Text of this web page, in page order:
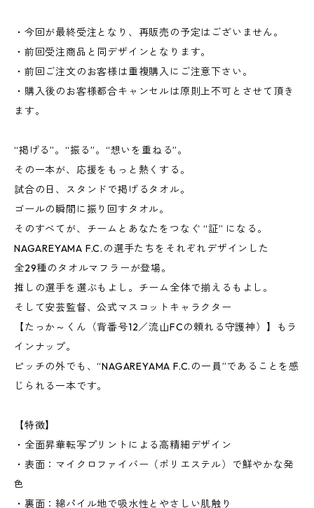
・今回が最終受注となり、再販売の予定はございません。
・前回受注商品と同デザインとなります。
・前回ご注文のお客様は重複購入にご注意下さい。
・購入後のお客様都合キャンセルは原則上不可とさせて頂き
ます。
“掲げる”。“振る”。“想いを重ねる”。
その一本が、応援をもっと熱くする。
試合の日、スタンドで掲げるタオル。
ゴールの瞬間に振り回すタオル。
そのすべてが、チームとあなたをつなぐ “証” になる。
NAGAREYAMA F.C.の選手たちをそれぞれデザインした
全29種のタオルマフラーが登場。
推しの選手を選ぶもよし。チーム全体で揃えるもよし。
そして安芸監督、公式マスコットキャラクター
【たっか～くん（背番号12／流山FCの頼れる守護神）】もラ
インナップ。
ピッチの外でも、“NAGAREYAMA F.C.の一員”であることを感
じられる一本です。
【特徴】
・全面昇華転写プリントによる高精細デザイン
・表面：マイクロファイバー（ポリエステル）で鮮やかな発
色
・裏面：綿パイル地で吸水性とやさしい肌触り